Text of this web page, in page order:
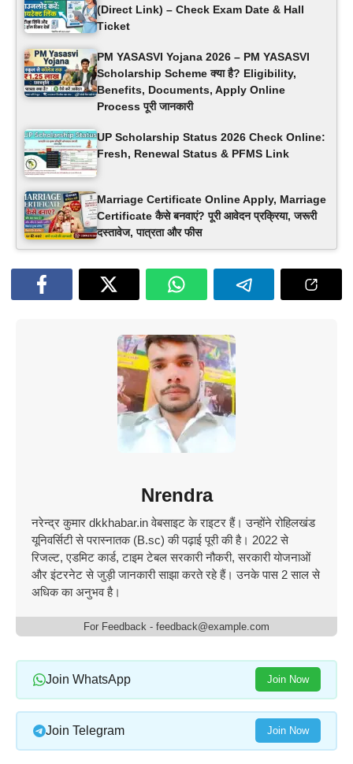
(Direct Link) – Check Exam Date & Hall
Ticket
PM YASASVI Yojana 2026 – PM YASASVI
Scholarship Scheme क्या है? Eligibility,
Benefits, Documents, Apply Online
Process पूरी जानकारी
UP Scholarship Status 2026 Check Online:
Fresh, Renewal Status & PFMS Link
Marriage Certificate Online Apply, Marriage
Certificate कैसे बनवाएं? पूरी आवेदन प्रक्रिया, जरूरी
दस्तावेज, पात्रता और फीस
Nrendra
नरेन्द्र कुमार dkkhabar.in वेबसाइट के राइटर​ हैं। उन्होंने रोहिलखंड
यूनिवर्सिटी से परास्नातक (B.sc) की पढ़ाई पूरी की है। 2022 से
रिजल्ट, एडमिट कार्ड, टाइम टेबल सरकारी नौकरी, सरकारी योजनाओं
और इंटरनेट से जुड़ी जानकारी साझा करते रहे हैं। उनके पास 2 साल से
अधिक का अनुभव है।
For Feedback - feedback@example.com
Join WhatsApp Join Now
Join Telegram Join Now